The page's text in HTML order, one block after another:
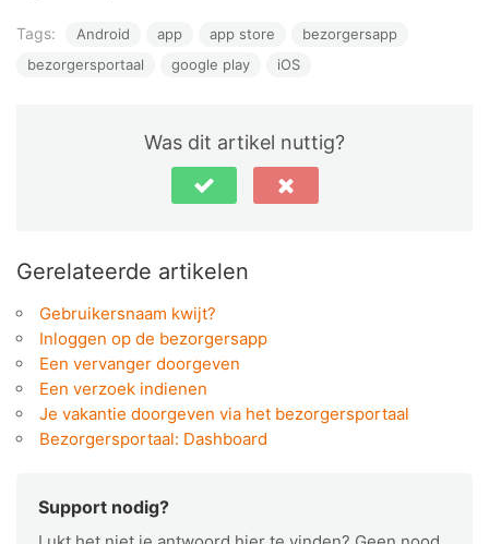
Tags: Android app app store
bezorgersapp
bezorgersportaal
google play iOS
Was dit artikel nuttig?
Gerelateerde artikelen
Gebruikersnaam kwijt?
Inloggen op de bezorgersapp
Een vervanger doorgeven
Een verzoek indienen
Je vakantie doorgeven via het bezorgersportaal
Bezorgersportaal: Dashboard
Support nodig?